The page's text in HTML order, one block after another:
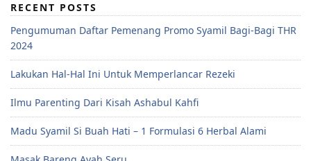
RECENT POSTS
Pengumuman Daftar Pemenang Promo Syamil Bagi-Bagi THR
2024
Lakukan Hal-Hal Ini Untuk Memperlancar Rezeki
Ilmu Parenting Dari Kisah Ashabul Kahfi
Madu Syamil Si Buah Hati – 1 Formulasi 6 Herbal Alami